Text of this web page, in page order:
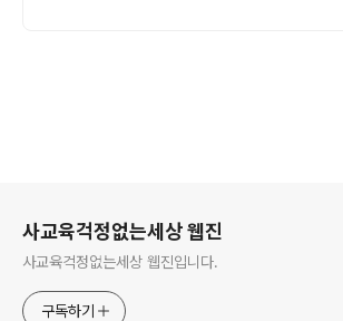
사교육걱정없는세상 웹진
사교육걱정없는세상 웹진입니다.
구독하기